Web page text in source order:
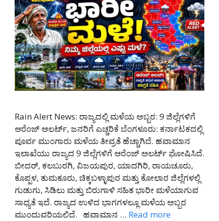
Rain Alert News: ರಾಜ್ಯದಲ್ಲಿ ಮಳೆಯ ಅಬ್ಬರ: 9 ಜಿಲ್ಲೆಗಳಿಗೆ
ಆರೆಂಜ್ ಅಲರ್ಟ್, ಜನರಿಗೆ ಎಚ್ಚರಿಕೆ ಬೆಂಗಳೂರು: ಕರ್ನಾಟಕದಲ್ಲಿ
ಪೂರ್ವ ಮುಂಗಾರು ಮಳೆಯ ತೀವ್ರತೆ ಹೆಚ್ಚಾಗಿದೆ. ಹವಾಮಾನ
ಇಲಾಖೆಯು ರಾಜ್ಯದ 9 ಜಿಲ್ಲೆಗಳಿಗೆ ಆರೆಂಜ್ ಅಲರ್ಟ್ ಘೋಷಿಸಿದೆ.
ಬೀದರ್, ಕಲಬುರಗಿ, ವಿಜಯಪುರ, ಯಾದಗಿರಿ, ರಾಯಚೂರು,
ಕೊಪ್ಪಳ, ತುಮಕೂರು, ಚಿಕ್ಕಬಳ್ಳಾಪುರ ಮತ್ತು ಕೋಲಾರ ಜಿಲ್ಲೆಗಳಲ್ಲಿ
ಗುಡುಗು, ಸಿಡಿಲು ಮತ್ತು ಬಿರುಗಾಳಿ ಸಹಿತ ಭಾರೀ ಮಳೆಯಾಗುವ
ಸಾಧ್ಯತೆ ಇದೆ. ರಾಜ್ಯದ ಉಳಿದ ಭಾಗಗಳಲ್ಲೂ ಮಳೆಯ ಅಬ್ಬರ
ಮುಂದುವರಿಯಲಿದೆ. ಹವಾಮಾನ … Read more